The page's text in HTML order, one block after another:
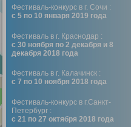
Фестиваль-конкурс в г. Сочи :
с 5 по 10 января 2019 года
Фестиваль в г. Краснодар :
с 30 ноября по 2 декабря и 8
декабря 2018 года
Фестиваль в г. Калачинск :
с 7 по 10 ноября 2018 года
Фестиваль-конкурс в г.Санкт-
Петербург :
с 21 по 27 октября 2018 года